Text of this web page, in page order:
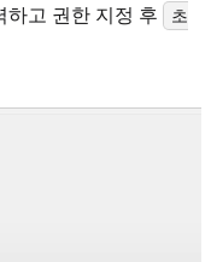
하고 권한 지정 후
초